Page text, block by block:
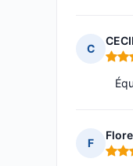
C
Note
F
Note